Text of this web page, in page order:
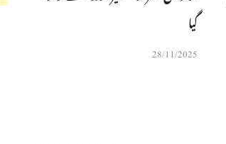
گیا
28/11/2025